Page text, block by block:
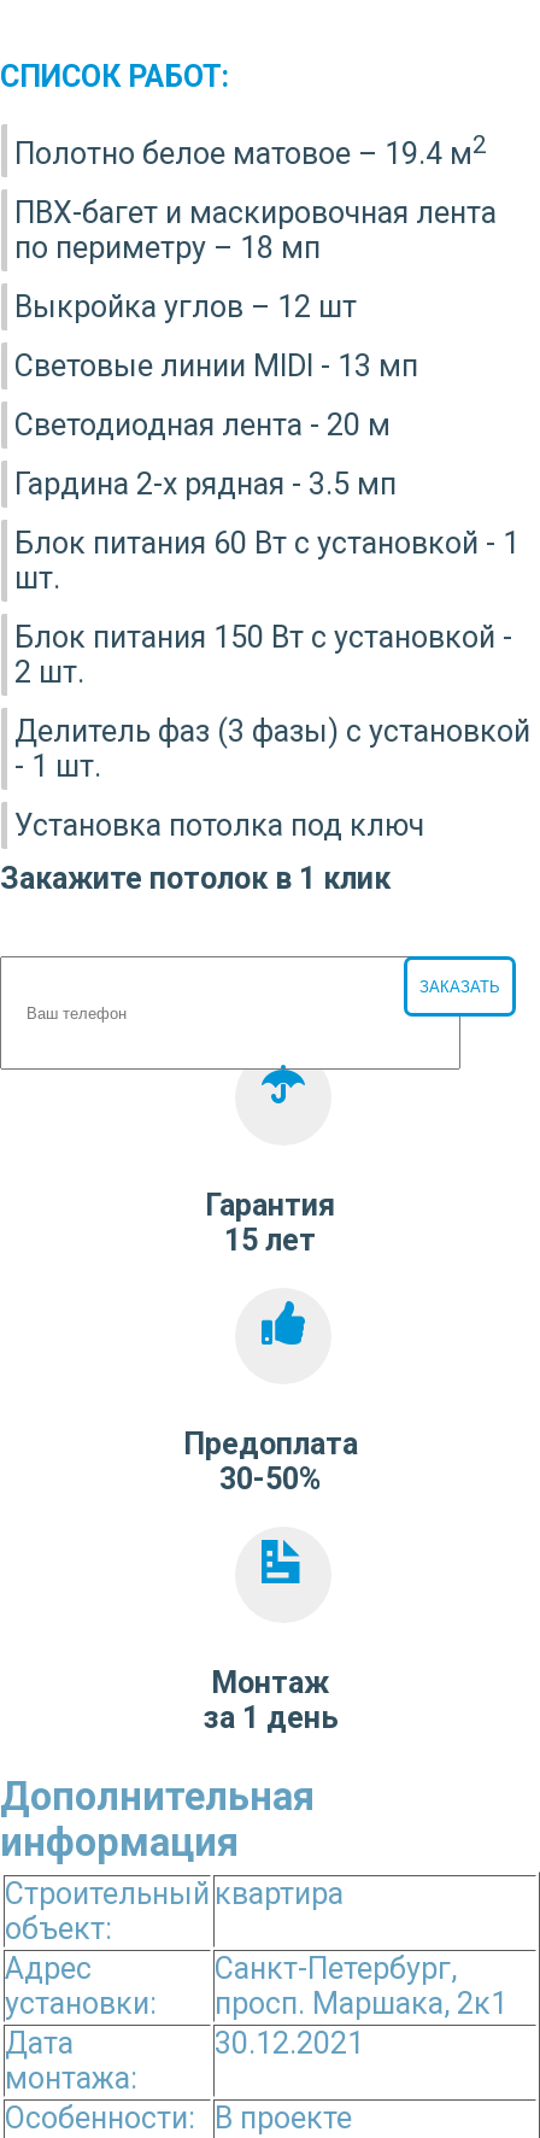
СПИСОК РАБОТ:
Полотно белое матовое – 19.4 м2
ПВХ-багет и маскировочная лента
по периметру – 18 мп
Выкройка углов – 12 шт
Световые линии MIDI - 13 мп
Светодиодная лента - 20 м
Гардина 2-х рядная - 3.5 мп
Блок питания 60 Вт с установкой - 1
шт.
Блок питания 150 Вт с установкой -
2 шт.
Делитель фаз (3 фазы) с установкой
- 1 шт.
Установка потолка под ключ
Закажите потолок в 1 клик
Гарантия
15 лет
Предоплата
30-50%
Монтаж
за 1 день
Дополнительная
информация
Строительный
объект:
квартира
Адрес
установки:
Санкт-Петербург,
просп. Маршака, 2к1
Дата
монтажа:
30.12.2021
Особенности:
В проекте